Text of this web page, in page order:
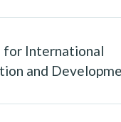
International
and